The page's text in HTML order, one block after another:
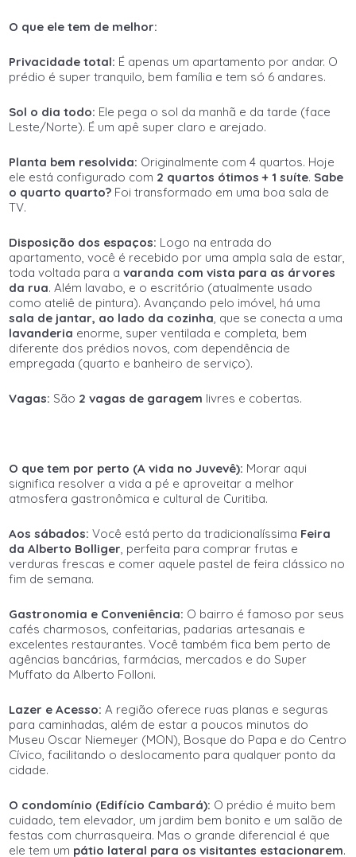
O que ele tem de melhor:
Privacidade total: É apenas um apartamento por andar. O
prédio é super tranquilo, bem família e tem só 6 andares.
Sol o dia todo: Ele pega o sol da manhã e da tarde (face
Leste/Norte). É um apê super claro e arejado.
Planta bem resolvida: Originalmente com 4 quartos. Hoje
ele está configurado com 2 quartos ótimos + 1 suíte. Sabe
o quarto quarto? Foi transformado em uma boa sala de
TV.
Disposição dos espaços: Logo na entrada do
apartamento, você é recebido por uma ampla sala de estar,
toda voltada para a varanda com vista para as árvores
da rua. Além lavabo, e o escritório (atualmente usado
como ateliê de pintura). Avançando pelo imóvel, há uma
sala de jantar, ao lado da cozinha, que se conecta a uma
lavanderia enorme, super ventilada e completa, bem
diferente dos prédios novos, com dependência de
empregada (quarto e banheiro de serviço).
Vagas: São 2 vagas de garagem livres e cobertas.
O que tem por perto (A vida no Juvevê): Morar aqui
significa resolver a vida a pé e aproveitar a melhor
atmosfera gastronômica e cultural de Curitiba.
Aos sábados: Você está perto da tradicionalíssima Feira
da Alberto Bolliger, perfeita para comprar frutas e
verduras frescas e comer aquele pastel de feira clássico no
fim de semana.
Gastronomia e Conveniência: O bairro é famoso por seus
cafés charmosos, confeitarias, padarias artesanais e
excelentes restaurantes. Você também fica bem perto de
agências bancárias, farmácias, mercados e do Super
Muffato da Alberto Folloni.
Lazer e Acesso: A região oferece ruas planas e seguras
para caminhadas, além de estar a poucos minutos do
Museu Oscar Niemeyer (MON), Bosque do Papa e do Centro
Cívico, facilitando o deslocamento para qualquer ponto da
cidade.
O condomínio (Edifício Cambará): O prédio é muito bem
cuidado, tem elevador, um jardim bem bonito e um salão de
festas com churrasqueira. Mas o grande diferencial é que
ele tem um pátio lateral para os visitantes estacionarem.